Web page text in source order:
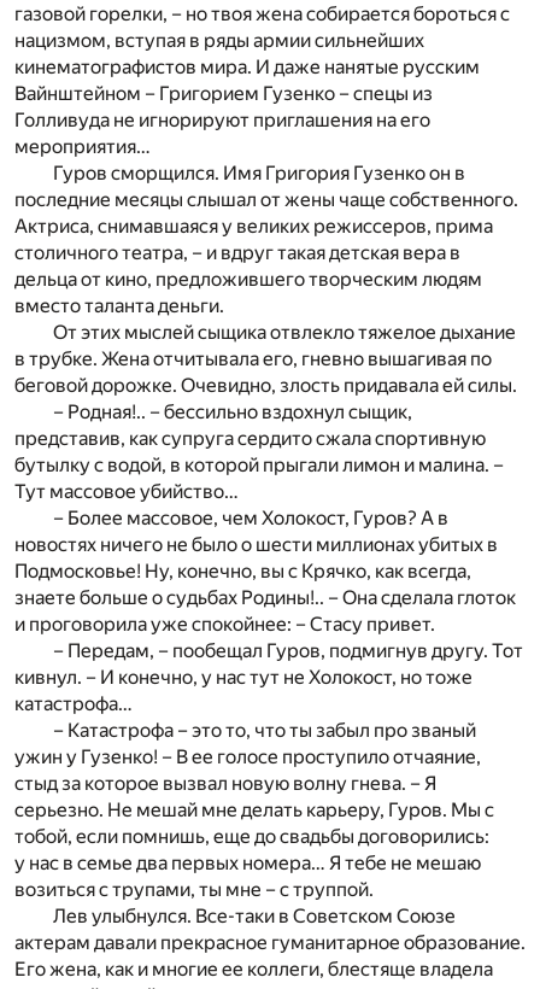
газовой горелки, – но твоя жена собирается бороться с
нацизмом, вступая в ряды армии сильнейших
кинематографистов мира. И даже нанятые русским
Вайнштейном – Григорием Гузенко – спецы из
Голливуда не игнорируют приглашения на его
мероприятия…
Гуров сморщился. Имя Григория Гузенко он в
последние месяцы слышал от жены чаще собственного.
Актриса, снимавшаяся у великих режиссеров, прима
столичного театра, – и вдруг такая детская вера в
дельца от кино, предложившего творческим людям
вместо таланта деньги.
От этих мыслей сыщика отвлекло тяжелое дыхание
в трубке. Жена отчитывала его, гневно вышагивая по
беговой дорожке. Очевидно, злость придавала ей силы.
– Родная!.. – бессильно вздохнул сыщик,
представив, как супруга сердито сжала спортивную
бутылку с водой, в которой прыгали лимон и малина. –
Тут массовое убийство…
– Более массовое, чем Холокост, Гуров? А в
новостях ничего не было о шести миллионах убитых в
Подмосковье! Ну, конечно, вы с Крячко, как всегда,
знаете больше о судьбах Родины!.. – Она сделала глоток
и проговорила уже спокойнее: – Стасу привет.
– Передам, – пообещал Гуров, подмигнув другу. Тот
кивнул. – И конечно, у нас тут не Холокост, но тоже
катастрофа…
– Катастрофа – это то, что ты забыл про званый
ужин у Гузенко! – В ее голосе проступило отчаяние,
стыд за которое вызвал новую волну гнева. – Я
серьезно. Не мешай мне делать карьеру, Гуров. Мы с
тобой, если помнишь, еще до свадьбы договорились:
у нас в семье два первых номера… Я тебе не мешаю
возиться с трупами, ты мне – с труппой.
Лев улыбнулся. Все-таки в Советском Союзе
актерам давали прекрасное гуманитарное образование.
Его жена, как и многие ее коллеги, блестяще владела